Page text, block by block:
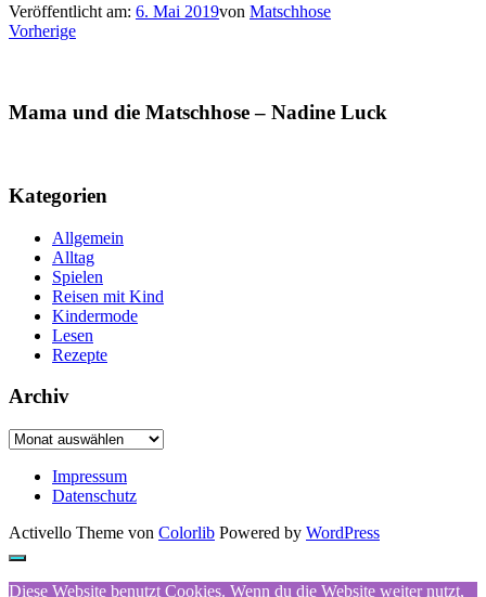
Veröffentlicht am: 6. Mai 2019von Matschhose
Vorherige
Mama und die Matschhose – Nadine Luck
Kategorien
Allgemein
Alltag
Spielen
Reisen mit Kind
Kindermode
Lesen
Rezepte
Archiv
Archiv
Impressum
Datenschutz
Activello Theme von Colorlib Powered by WordPress
Diese Website benutzt Cookies. Wenn du die Website weiter nutzt,